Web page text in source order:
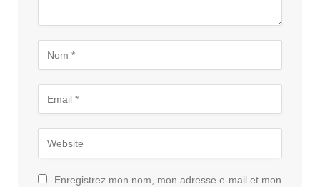
Enregistrez mon nom, mon adresse e-mail et mon